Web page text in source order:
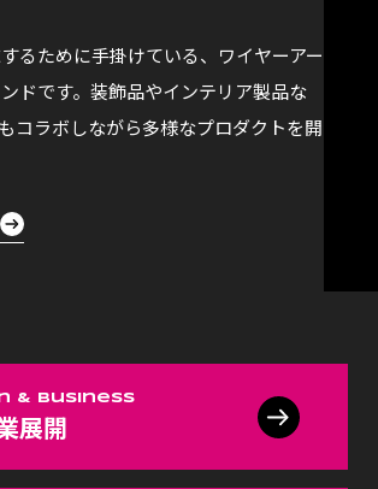
るために手掛けている、ワイヤーアー
ドです。装飾品やインテリア製品な
コラボしながら多様なプロダクトを開
& Business
展開